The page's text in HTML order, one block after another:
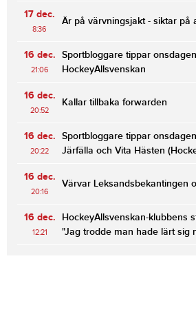
17 dec.
8:36
Är på värvningsjakt - siktar på
16 dec.
21:06
Sportbloggare tippar
HockeyAllsvenskan
16 dec.
20:52
Kallar tillbaka forwarden
16 dec.
20:22
Sportbloggare tippar
Järfälla och Vita Hästen
16 dec.
20:16
Värvar Leksandsbekantingen
16 dec.
12:21
HockeyAllsvenskan-klubbens
"Jag trodde man hade lärt sig